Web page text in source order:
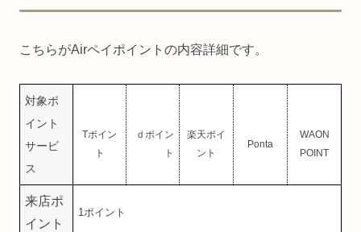
こちらがAirペイポイントの内容詳細です。
対象ポ
イント
サービ
ス
Tポイン
ト
ｄポイン
ト
楽天ポイ
ント
Ponta
WAON
POINT
来店ポ
イント
1ポイント